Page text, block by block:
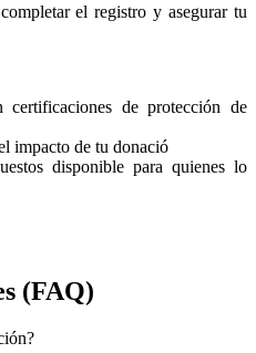
el registro y asegurar tu
certificaciones de protección de
impacto de tu donació
disponible para quienes lo
(FAQ)